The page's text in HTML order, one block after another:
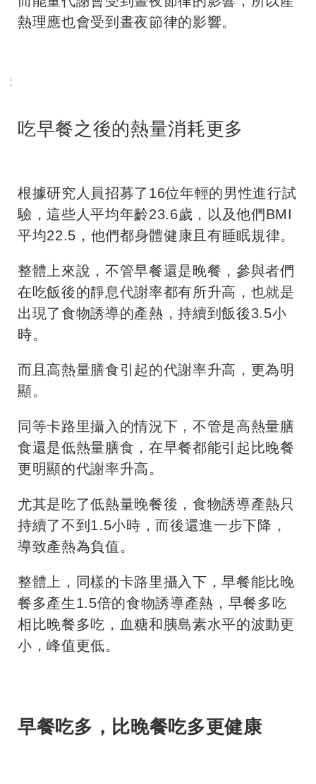
熱理應也會受到晝夜節律的影響。
吃早餐之後的熱量消耗更多
根據研究人員招募了16位年輕的男性進行試
驗，這些人平均年齡23.6歲，以及他們BMI
平均22.5，他們都身體健康且有睡眠規律。
整體上來說，不管早餐還是晚餐，參與者們
在吃飯後的靜息代謝率都有所升高，也就是
出現了食物誘導的產熱，持續到飯後3.5小
時。
而且高熱量膳食引起的代謝率升高，更為明
顯。
同等卡路里攝入的情況下，不管是高熱量膳
食還是低熱量膳食，在早餐都能引起比晚餐
更明顯的代謝率升高。
尤其是吃了低熱量晚餐後，食物誘導產熱只
持續了不到1.5小時，而後還進一步下降，
導致產熱為負值。
整體上，同樣的卡路里攝入下，早餐能比晚
餐多產生1.5倍的食物誘導產熱，早餐多吃
相比晚餐多吃，血糖和胰島素水平的波動更
小，峰值更低。
早餐吃多，比晚餐吃多更健康